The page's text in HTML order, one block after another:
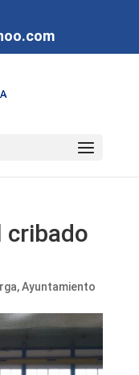
cribado
,Ayuntamiento